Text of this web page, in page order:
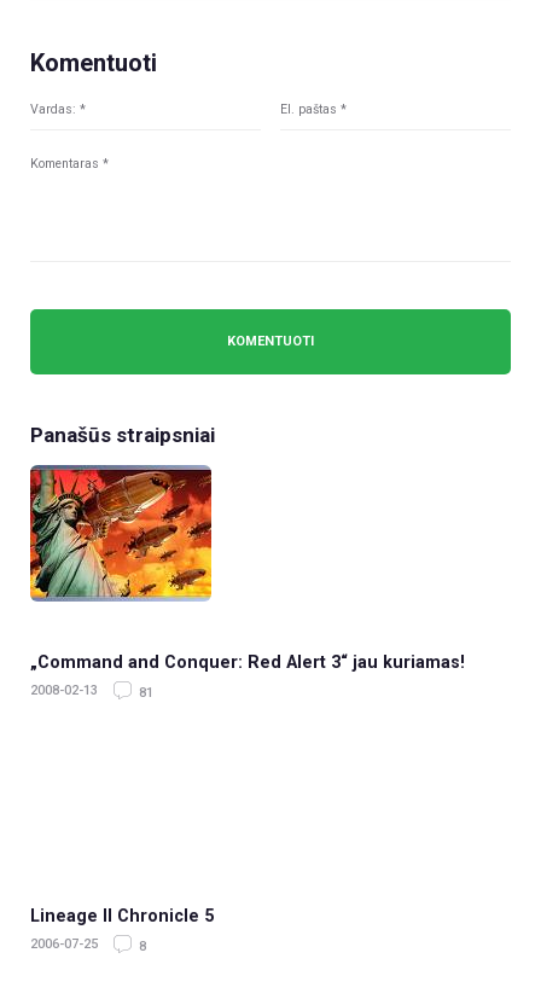
Komentuoti
Panašūs straipsniai
„Command and Conquer: Red Alert 3“ jau kuriamas!
2008-02-13 81
Lineage II Chronicle 5
2006-07-25 8